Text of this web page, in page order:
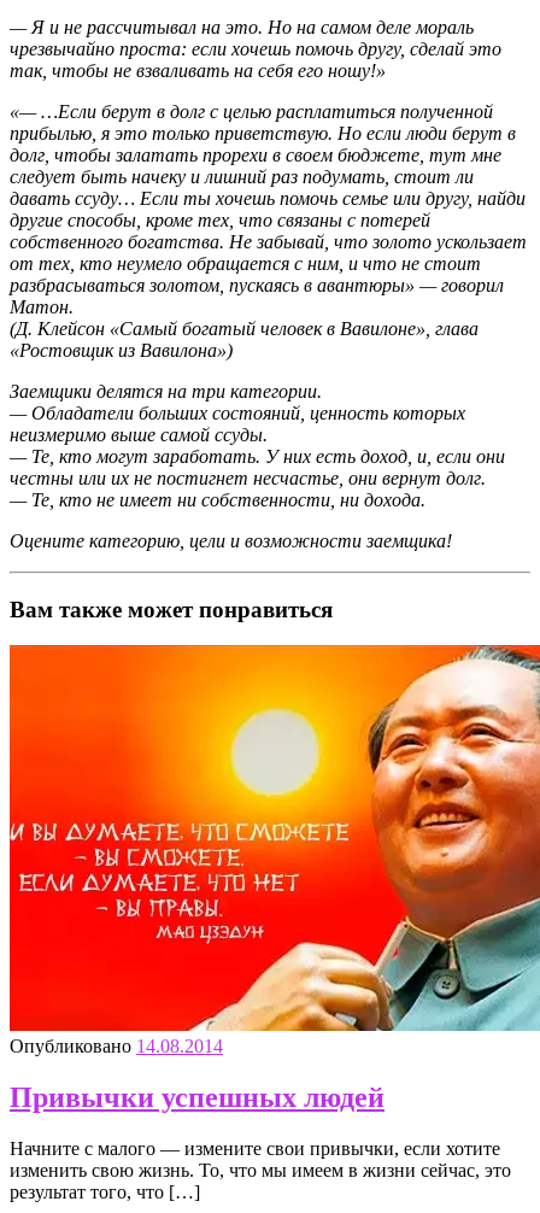
— Я и не рассчитывал на это. Но на самом деле мораль
чрезвычайно проста: если хочешь помочь другу, сделай это
так, чтобы не взваливать на себя его ношу!»
«— …Если берут в долг с целью расплатиться полученной
прибылью, я это только приветствую. Но если люди берут в
долг, чтобы залатать прорехи в своем бюджете, тут мне
следует быть начеку и лишний раз подумать, стоит ли
давать ссуду… Если ты хочешь помочь семье или другу, найди
другие способы, кроме тех, что связаны с потерей
собственного богатства. Не забывай, что золото ускользает
от тех, кто неумело обращается с ним, и что не стоит
разбрасываться золотом, пускаясь в авантюры» — говорил
Матон.
(Д. Клейсон «Самый богатый человек в Вавилоне», глава
«Ростовщик из Вавилона»)
Заемщики делятся на три категории.
— Обладатели больших состояний, ценность которых
неизмеримо выше самой ссуды.
— Те, кто могут заработать. У них есть доход, и, если они
честны или их не постигнет несчастье, они вернут долг.
— Те, кто не имеет ни собственности, ни дохода.
Оцените категорию, цели и возможности заемщика!
Вам также может понравиться
Опубликовано 14.08.2014
Привычки успешных людей
Начните с малого — измените свои привычки, если хотите
изменить свою жизнь. То, что мы имеем в жизни сейчас, это
результат того, что […]